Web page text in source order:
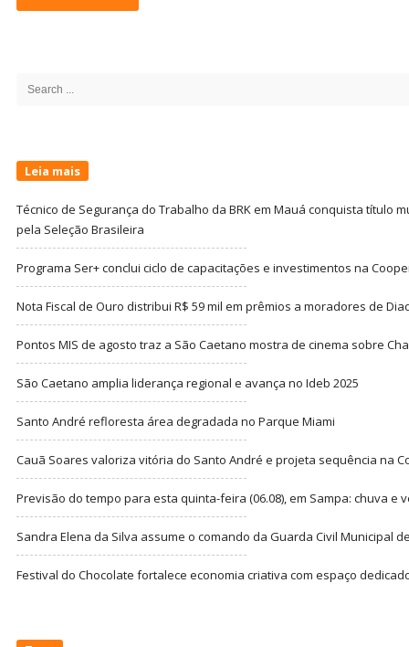
Leia mais
Técnico de Segurança do Trabalho da BRK em Mauá conquista título
pela Seleção Brasileira
Programa Ser+ conclui ciclo de capacitações e investimentos na
Nota Fiscal de Ouro distribui R$ 59 mil em prêmios a moradores de
Pontos MIS de agosto traz a São Caetano mostra de cinema sobre
São Caetano amplia liderança regional e avança no Ideb 2025
Santo André refloresta área degradada no Parque Miami
Cauã Soares valoriza vitória do Santo André e projeta sequência na
Previsão do tempo para esta quinta-feira (06.08), em Sampa: chuva e
Sandra Elena da Silva assume o comando da Guarda Civil Municipal
Festival do Chocolate fortalece economia criativa com espaço